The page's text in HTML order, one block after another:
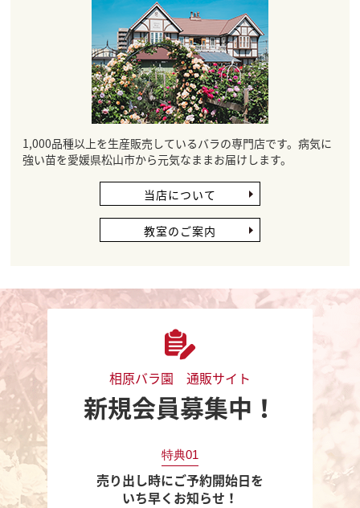
1,000品種以上を生産販売しているバラの専門店です。病気に
強い苗を愛媛県松山市から元気なままお届けします。
当店について
教室のご案内
相原バラ園 通販サイト
新規会員募集中！
特典01
売り出し時にご予約開始日を
いち早くお知らせ！